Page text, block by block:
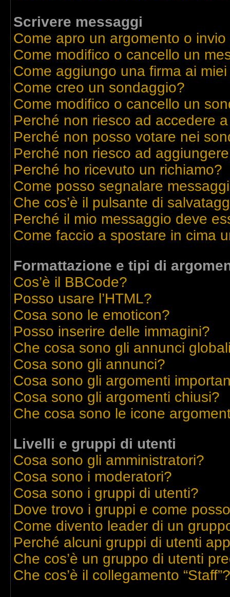
Scrivere messaggi
Come apro un argomento o
Come modifico o cancello un
Come aggiungo una firma ai
Come creo un sondaggio?
Come modifico o cancello un
Perché non riesco ad accedere
Perché non posso votare nei
Perché non riesco ad
Perché ho ricevuto un richiamo?
Come posso segnalare
Che cos’è il pulsante di
Perché il mio messaggio deve
Come faccio a spostare in cima
Formattazione e tipi di
Cos’è il BBCode?
Posso usare l’HTML?
Cosa sono le emoticon?
Posso inserire delle immagini?
Che cosa sono gli annunci
Cosa sono gli annunci?
Cosa sono gli argomenti
Cosa sono gli argomenti chiusi?
Che cosa sono le icone
Livelli e gruppi di utenti
Cosa sono gli amministratori?
Cosa sono i moderatori?
Cosa sono i gruppi di utenti?
Dove trovo i gruppi e come
Come divento leader di un
Perché alcuni gruppi di utenti
Che cos’è un gruppo di utenti
Che cos’è il collegamento “Staff”?